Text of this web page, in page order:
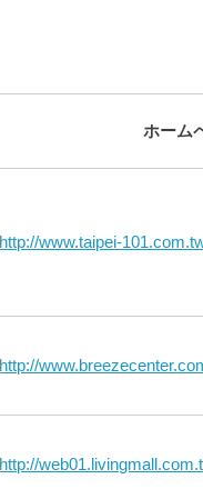
ホーム
http://www.taipei-
http://
http://